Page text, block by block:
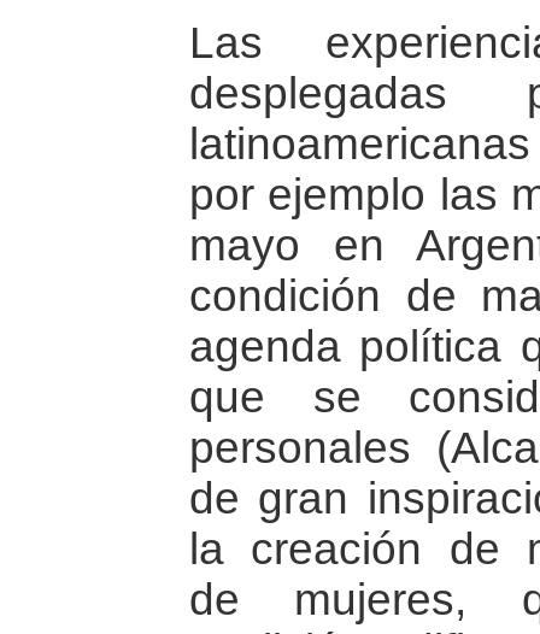
Las
por ejemplo las
mayo en
condición de
agenda política
que se
personales
de gran
la creación de
de mujeres,